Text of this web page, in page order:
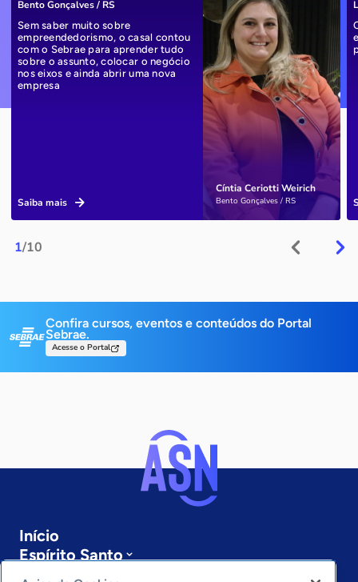
1/10
Cíntia Ceriotti Weirich
Bento Gonçalves / RS
Bento Gonçalves / RS
Sem saber muito sobre
empreendedorismo, o casal contou
com o Sebrae para aprender tudo
sobre o assunto, colocar o negócio
nos eixos e ainda abrir uma nova
empresa
Saiba mais
Confira cursos, eventos e conteúdos do Portal
Sebrae.
Acesse o Portal
Início
Espírito Santo
Sobre a ASN